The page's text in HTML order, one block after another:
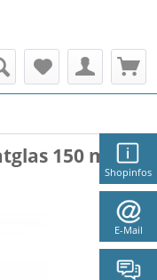
Shopinfos
E-Mail
150 ml